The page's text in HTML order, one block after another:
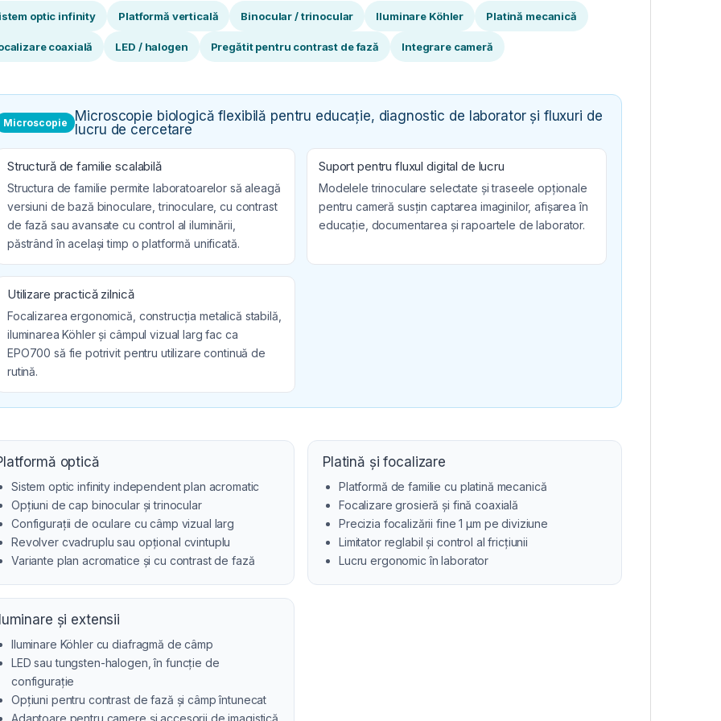
optic infinity Platformă verticală Binocular / trinocular Iluminare Köhler Platină mecanică
coaxială LED / halogen Pregătit pentru contrast de fază Integrare cameră
Microscopie
Microscopie biologică flexibilă pentru educație, diagnostic de laborator și fluxuri de
lucru de cercetare
Structură de familie scalabilă
Structura de familie permite laboratoarelor să aleagă
versiuni de bază binoculare, trinoculare, cu contrast
de fază sau avansate cu control al iluminării,
păstrând în același timp o platformă unificată.
Suport pentru fluxul digital de lucru
Modelele trinoculare selectate și traseele opționale
pentru cameră susțin captarea imaginilor, afișarea în
educație, documentarea și rapoartele de laborator.
Utilizare practică zilnică
Focalizarea ergonomică, construcția metalică stabilă,
iluminarea Köhler și câmpul vizual larg fac ca
EPO700 să fie potrivit pentru utilizare continuă de
rutină.
optică
Sistem optic infinity independent plan acromatic
Opțiuni de cap binocular și trinocular
Configurații de oculare cu câmp vizual larg
Revolver cvadruplu sau opțional cvintuplu
Variante plan acromatice și cu contrast de fază
Platină și focalizare
Platformă de familie cu platină mecanică
Focalizare grosieră și fină coaxială
Precizia focalizării fine 1 μm pe diviziune
Limitator reglabil și control al fricțiunii
Lucru ergonomic în laborator
și extensii
Iluminare Köhler cu diafragmă de câmp
LED sau tungsten-halogen, în funcție de
configurație
Opțiuni pentru contrast de fază și câmp întunecat
Adaptoare pentru camere și accesorii de imagistică